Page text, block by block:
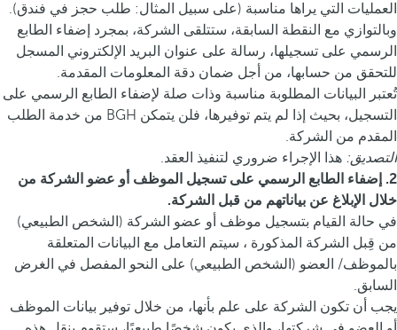
العمليات التي يراها مناسبة (على سبيل المثال: طلب حجز في فندق).
وبالتوازي مع النقطة السابقة، ستتلقى الشركة، بمجرد إضفاء الطابع
الرسمي على تسجيلها، رسالة على عنوان البريد الإلكتروني المسجل
للتحقق من حسابها، من أجل ضمان دقة المعلومات المقدمة.
تُعتبر البيانات المطلوبة مناسبة وذات صلة لإضفاء الطابع الرسمي على
التسجيل، بحيث إذا لم يتم توفيرها، فلن يتمكن BGH من خدمة الطلب
المقدم من الشركة.
التصديق: هذا الإجراء ضروري لتنفيذ العقد.
2. إضفاء الطابع الرسمي على تسجيل الموظف أو عضو الشركة من
خلال الإبلاغ عن بياناتهم من قبل الشركة.
في حالة القيام بتسجيل موظف أو عضو الشركة (الشخص الطبيعي)
من قِبل الشركة المذكورة ، سيتم التعامل مع البيانات المتعلقة
بالموظف/ العضو (الشخص الطبيعي) على النحو المفصل في الغرض
السابق.
يجب أن تكون الشركة على علم بأنها، من خلال توفير بيانات الموظف